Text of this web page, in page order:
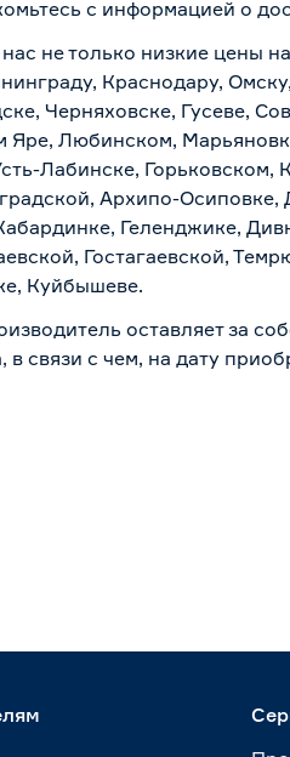
с информацией о
не только низкие цены
Краснодару,
Черняховске, Гусеве,
Любинском,
Лабинске,
Архипо-
Геленджике,
Гостагаевской,
Куйбышеве.
оставляет за
связи с чем, на дату